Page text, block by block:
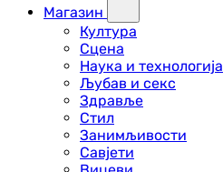
Магазин
Култура
Сцена
Наука и технологија
Љубав и секс
Здравље
Стил
Занимљивости
Савјети